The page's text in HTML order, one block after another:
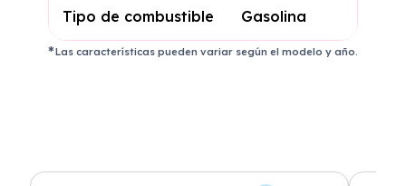
Tipo de combustible Gasolina
Las características pueden variar según el modelo y año.